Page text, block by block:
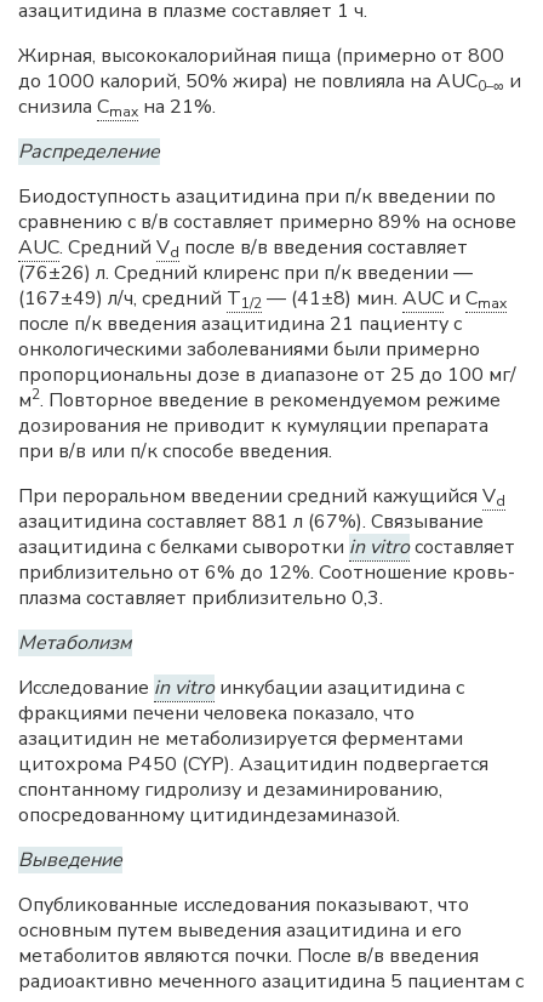
азацитидина в плазме составляет 1 ч.
Жирная, высококалорийная пища (примерно от 800
до 1000 калорий, 50% жира) не повлияла на AUC0–∞ и
снизила Cmax на 21%.
Распределение
Биодоступность азацитидина при п/к введении по
сравнению с в/в составляет примерно 89% на основе
AUC. Средний Vd после в/в введения составляет
(76±26) л. Средний клиренс при п/к введении —
(167±49) л/ч, средний T1/2 — (41±8) мин. AUC и Cmax
после п/к введения азацитидина 21 пациенту с
онкологическими заболеваниями были примерно
пропорциональны дозе в диапазоне от 25 до 100 мг/
м2. Повторное введение в рекомендуемом режиме
дозирования не приводит к кумуляции препарата
при в/в или п/к способе введения.
При пероральном введении средний кажущийся Vd
азацитидина составляет 881 л (67%). Связывание
азацитидина с белками сыворотки in vitroсоставляет
приблизительно от 6% до 12%. Соотношение кровь-
плазма составляет приблизительно 0,3.
Метаболизм
Исследование in vitroинкубации азацитидина с
фракциями печени человека показало, что
азацитидин не метаболизируется ферментами
цитохрома P450 (CYP). Азацитидин подвергается
спонтанному гидролизу и дезаминированию,
опосредованному цитидиндезаминазой.
Выведение
Опубликованные исследования показывают, что
основным путем выведения азацитидина и его
метаболитов являются почки. После в/в введения
радиоактивно меченного азацитидина 5 пациентам с